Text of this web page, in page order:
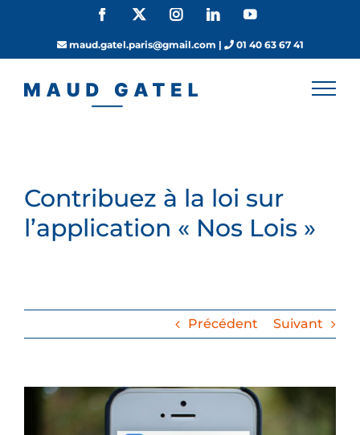
Facebook InstagramLinkedInYouTube
maud.gatel.paris@gmail.com | 01 40 63 67 41
Contribuez à la loi sur
l’application « Nos Lois »
Précédent Suivant
Voir